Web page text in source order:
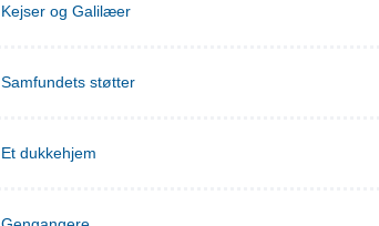
Kejser og Galilæer
Samfundets støtter
Et dukkehjem